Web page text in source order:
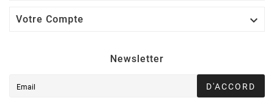
Votre Compte 
Newsletter
D'ACCORD